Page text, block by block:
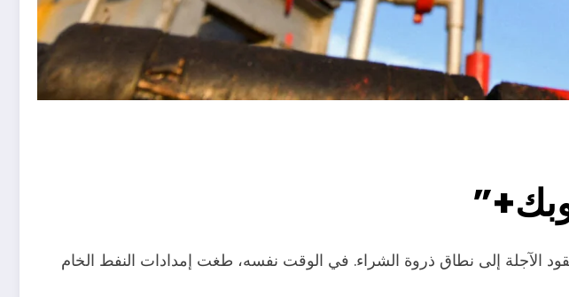
الأسبوع الماضي العقود الآجلة إلى نطاق ذروة الشراء. في الوقت نفسه، طغت إمدادات النفط الخام